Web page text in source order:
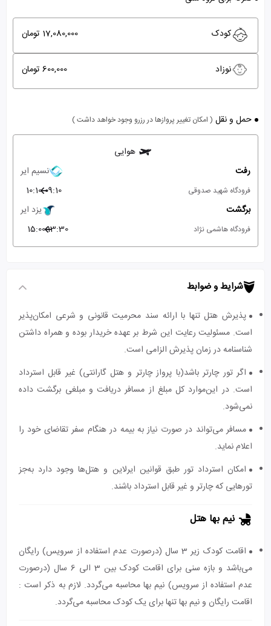
کودک 17,080,000 تومان
نوزاد 600,000 تومان
حمل و نقل ( امکان تغییر پروازها در رزرو وجود خواهد داشت )
هوایی
رفت
نسیم ایر
فرودگاه شهید صدوقی 09:10
10:10
برگشت
یزد ایر
فرودگاه هاشمی نژاد 13:30
15:00
شرایط و ضوابط
پذیرش هتل تنها با ارائه سند محرمیت قانونی و شرعی امکان‌پذیر
است. مسئولیت رعایت این شرط بر عهده خریدار بوده و همراه داشتن
شناسنامه در زمان پذیرش الزامی است.
اگر تور چارتر باشد(با پرواز چارتر و هتل گارانتی) غیر قابل استرداد
است. در این‌موارد کل مبلغ از مسافر دریافت و مبلغی برگشت داده
نمی‌شود.
مسافر می‌تواند در صورت نیاز به بیمه در هنگام سفر تقاضای خود را
اعلام نماید.
امکان استرداد تور طبق قوانین ایرلاین و هتل‌ها وجود دارد به‌جز
تورهایی که چارتر و غیر قابل استرداد باشند.
نیم بها هتل
اقامت کودک زیر 3 سال (درصورت عدم استفاده از سرویس) رایگان
می‌باشد و بازه سنی برای اقامت کودک بین 3 الی 6 سال (درصورت
عدم استفاده از سرویس) نیم بها محاسبه می‌گردد. لازم به ذکر است :
اقامت رایگان و نیم بها تنها برای یک کودک محاسبه می‌گردد.